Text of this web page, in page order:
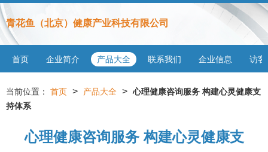
青花鱼（北京）健康产业科技有限公司
首页 企业简介 产品大全 联系我们 企业信息 访客
当前位置： 首页 > 产品大全 > 心理健康咨询服务 构建心灵健康支
持体系
心理健康咨询服务 构建心灵健康支